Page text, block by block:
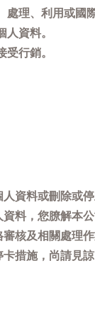
處理、利用或國
人資料。
受行銷。
資料或刪除或
資料，您膫解本
核及相關處理
措施，尚請見諒